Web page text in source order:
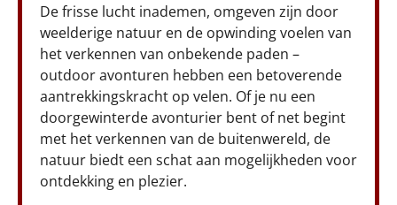
De frisse lucht inademen, omgeven zijn door
weelderige natuur en de opwinding voelen van
het verkennen van onbekende paden –
outdoor avonturen hebben een betoverende
aantrekkingskracht op velen. Of je nu een
doorgewinterde avonturier bent of net begint
met het verkennen van de buitenwereld, de
natuur biedt een schat aan mogelijkheden voor
ontdekking en plezier.